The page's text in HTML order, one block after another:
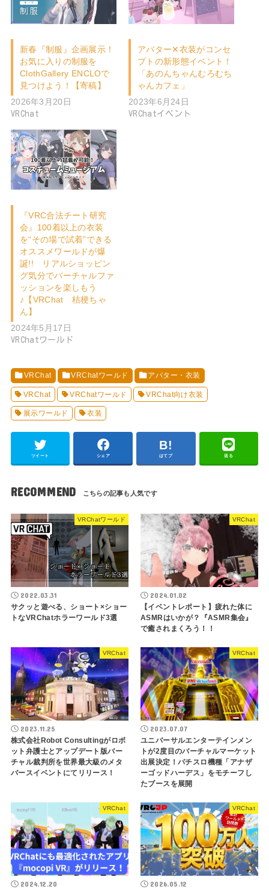
新春『制服』企画展示！
お気に入りの制服を
ClothGallery ENCLOで
見つけよう！【寄稿】
2026年3月20日
VRChat
アバター✕衣装がコンセ
プトの新形態イベント！
「あのんちゃんむろむち
ゃんカフェ」
2023年6月24日
VRChatイベント
『VRC合法チート研究
会』100着以上の衣装
を“その場で試着”できる
オススメワールドが爆
誕!! リアルショッピン
グ気分でバーチャルファ
ッションを楽しもう
♪【VRChat 桔梗ちゃ
ん】
2024年5月17日
VRChatワールド
VRChat VRChatワールド アバター・衣装
VRChat VRChatワールド VRChat向け衣装
展示ワールド 衣装
ツイート シェア はてブ 送る
RECOMMEND
VRChatワールド
2022.03.31
サクッと遊べる、ショート×ショー
トなVRChatホラーワールド3選
VRChat
2024.01.02
【イベントレポート】疲れた体に
ASMRはいかが？『ASMR集会』
で癒されまくろう！！
VRChat
2023.11.25
株式会社Robot Consultingがロボ
ット弁護士とアップデート版バー
チャル裁判所を世界最大級のメタ
バースイベントにてリリース！
VRChat
2023.07.07
ユニバーサルエンターテインメン
トが2度目のバーチャルマーケット
出展決定！パチスロ機種「アナザ
ーゴッドハーデス」をモチーフし
たブースを展開
VRChat
2024.12.20
VRChat
2026.05.12